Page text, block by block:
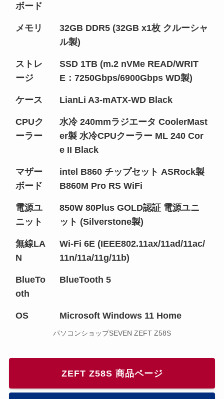
ボード
メモリ
32GB DDR5 (32GB x1枚 クルーシャ
ル製)
ストレ
ージ
SSD 1TB (m.2 nVMe READ/WRIT
E：7250Gbps/6900Gbps WD製)
ケース LianLi A3-mATX-WD Black
CPUク
ーラー
水冷 240mmラジエータ CoolerMast
er製 水冷CPUクーラー ML 240 Cor
e II Black
マザー
ボード
intel B860 チップセット ASRock製
B860M Pro RS WiFi
電源ユ
ニット
850W 80Plus GOLD認証 電源ユニ
ット (Silverstone製)
無線LA
N
Wi-Fi 6E (IEEE802.11ax/11ad/11ac/
11n/11a/11g/11b)
BlueTo
oth
BlueTooth 5
OS Microsoft Windows 11 Home
パソコンショップSEVEN ZEFT Z58S
ZEFT Z58S 商品ページ